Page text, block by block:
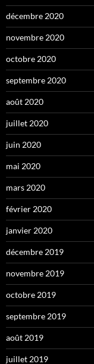
décembre 2020
novembre 2020
octobre 2020
septembre 2020
août 2020
juillet 2020
juin 2020
mai 2020
mars 2020
février 2020
janvier 2020
décembre 2019
novembre 2019
octobre 2019
septembre 2019
août 2019
juillet 2019